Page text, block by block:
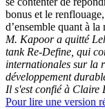
bonus et le
d’ensemble quant à la
M. Kapoor a quitté
tank Re-Define, qui
internationales sur la
développement
Il s'est confié à
Pour lire une version